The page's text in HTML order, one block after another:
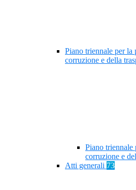
Piano triennale per la
corruzione e della
Piano triennale
corruzione e
Atti generali 73